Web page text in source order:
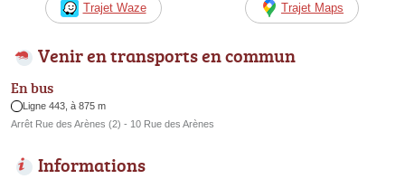
Trajet Waze Trajet Maps
Venir en transports en commun
En bus
Ligne 443, à 875 m
Arrêt Rue des Arènes (2) - 10 Rue des Arènes
Informations